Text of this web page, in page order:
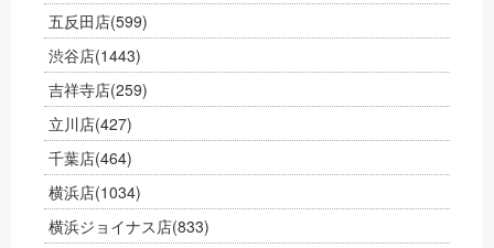
五反田店(599)
渋谷店(1443)
吉祥寺店(259)
立川店(427)
千葉店(464)
横浜店(1034)
横浜ジョイナス店(833)